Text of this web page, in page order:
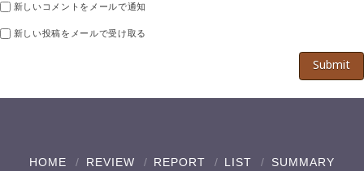
新しいコメントをメールで通知
新しい投稿をメールで受け取る
HOME REVIEW REPORT LIST
SUMMARY